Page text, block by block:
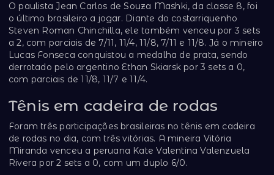
O paulista Jean Carlos de Souza Mashki, da classe 8, foi
o último brasileiro a jogar. Diante do costarriquenho
Steven Roman Chinchilla, ele também venceu por 3 sets
a 2, com parciais de 7/11, 11/4, 11/8, 7/11 e 11/8. Já o mineiro
Lucas Fonseca conquistou a medalha de prata, sendo
derrotado pelo argentino Ethan Skiarsk por 3 sets a 0,
com parciais de 11/8, 11/7 e 11/4.
Tênis em cadeira de rodas
Foram três participações brasileiras no tênis em cadeira
de rodas no dia, com três vitórias. A mineira Vitória
Miranda venceu a peruana Kate Valentina Valenzuela
Rivera por 2 sets a 0, com um duplo 6/0.